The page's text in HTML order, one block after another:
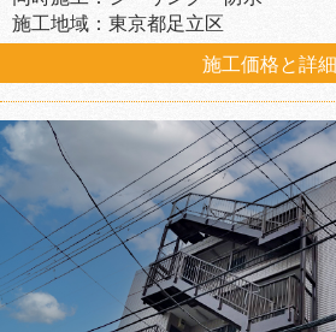
施工地域：東京都足立区
施工価格と詳細